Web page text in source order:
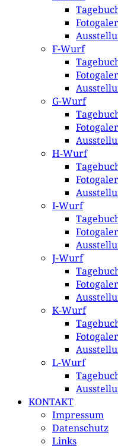
F-Wurf
G-Wurf
H-Wurf
I-Wurf
J-Wurf
K-Wurf
L-Wurf
KONTAKT
Impressum
Datenschutz
Links